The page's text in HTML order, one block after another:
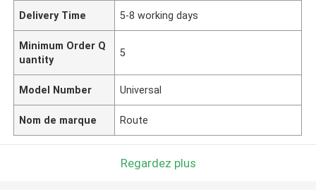
Delivery Time 5-8 working days
Minimum Order Q
uantity
5
Model Number Universal
Nom de marque Route
Regardez plus